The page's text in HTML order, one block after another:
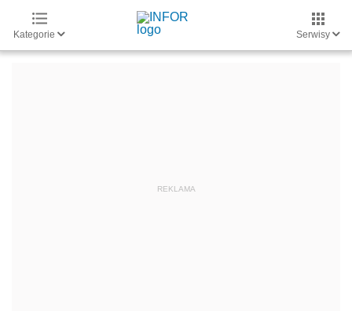
Kategorie Serwisy